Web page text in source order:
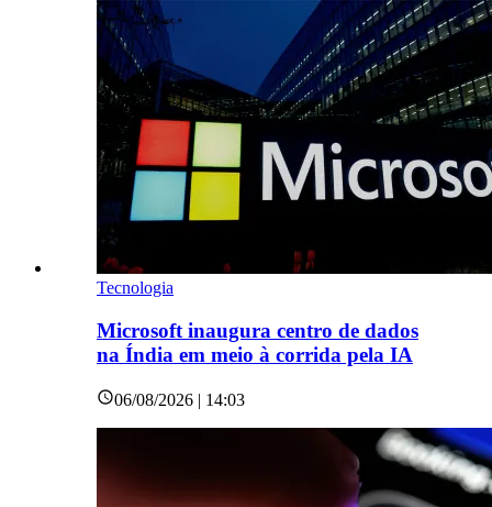
Tecnologia
Microsoft inaugura centro de dados
na Índia em meio à corrida pela IA
06/08/2026 | 14:03